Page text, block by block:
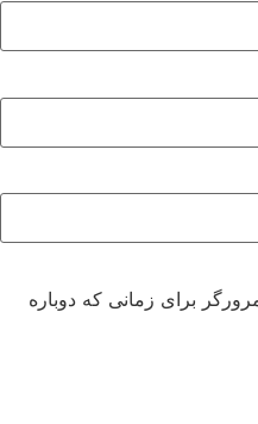
برای زمانی که دوباره